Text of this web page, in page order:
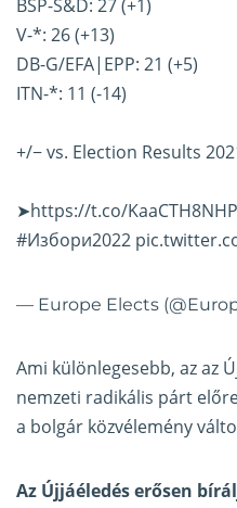
BSP-S&D: 27 (+1)
V-*: 26 (+13)
DB-G/EFA|EPP: 21 (+5)
ITN-*: 11 (-14)
+/− vs. Election Results
➤https://t.co/KaaCTH8NHP
#Избори2022
— Europe Elects
Ami különlegesebb, az az
nemzeti radikális párt
a bolgár közvélemény
Az Újjáéledés erősen